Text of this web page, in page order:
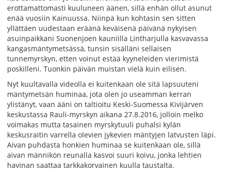
erottamattomasti kuuluneen äänen, sillä enhän ollut asunut
enää vuosiin Kainuussa. Niinpä kun kohtasin sen sitten
yllättäen uudestaan eräänä keväisenä päivänä nykyisen
asuinpaikkani Suonenjoen kauniilla Lintharjulla kasvavassa
kangasmäntymetsässä, tunsin sisälläni sellaisen
tunnemyrskyn, etten voinut estää kyyneleiden vierimistä
poskilleni. Tuonkin päivän muistan vielä kuin eilisen.
Nyt kuultavalla videolla ei kuitenkaan ole sitä lapsuuteni
mäntymetsän huminaa, jota olen jo useamman kerran
ylistänyt, vaan ääni on taltioitu Keski-Suomessa Kivijärven
keskustassa Rauli-myrskyn aikana 27.8.2016, jolloin melko
voimakas mutta tasainen myrskytuuli puhalsi kylän
keskusraitin varrella olevien jykevien mäntyjen latvusten läpi.
Aivan puhdasta honkien huminaa se kuitenkaan ole, sillä
aivan männikön reunalla kasvoi suuri koivu, jonka lehtien
havinan saattaa tarkkakorvainen kuulla taustalta.